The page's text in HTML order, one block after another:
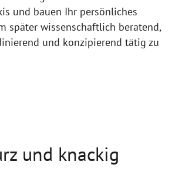
und bauen Ihr persönliches
später wissenschaftlich beratend,
und konzipierend tätig zu
und knackig